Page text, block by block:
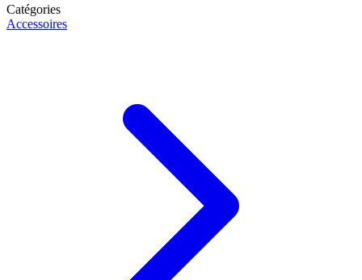
Catégories
Accessoires